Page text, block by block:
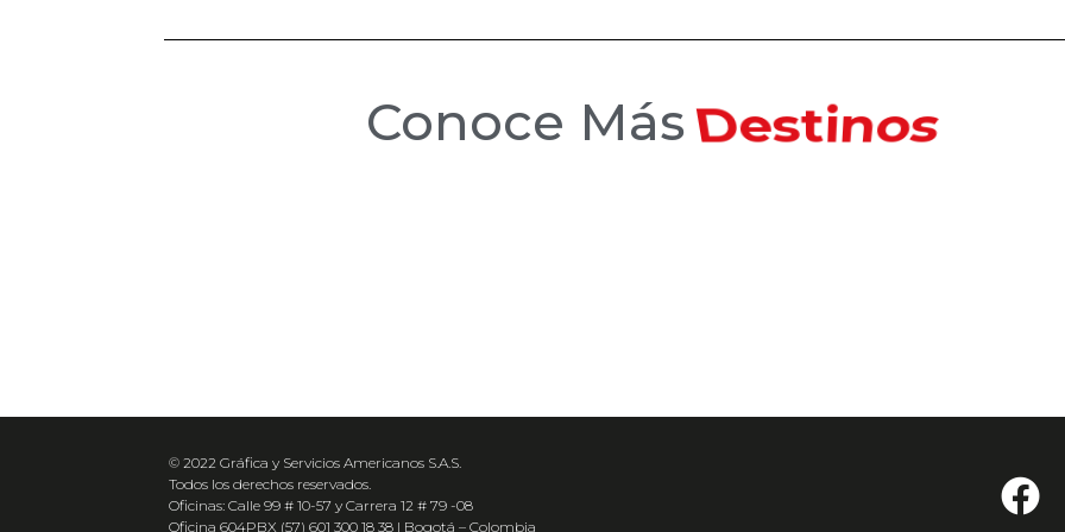
Conoce MásHoteles
© 2022 Gráfica y Servicios Americanos S.A.S.
Todos los derechos reservados.
Oficinas: Calle 99 # 10-57 y Carrera 12 # 79 -08
Oficina 604PBX (57) 601 300 18 38 | Bogotá – Colombia